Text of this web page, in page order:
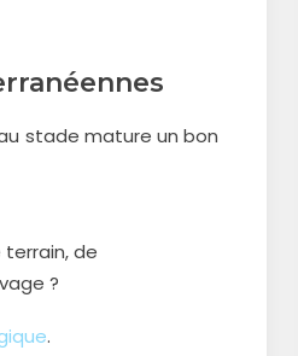
stade mature un bon
de
?
.